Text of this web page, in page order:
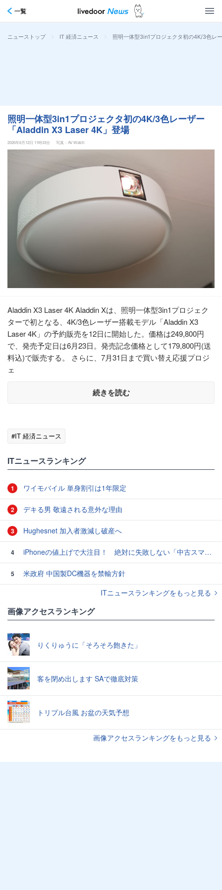
一覧
ニューストップ > IT 経済ニュース > 照明一体型3in1プロジェクタ初の4K/3色レ
照明一体型3in1プロジェクタ初の4K/3色レーザー
「Aladdin X3 Laser 4K」登場
2026年6月12日 11時33分 写真：AV Watch
Aladdin X3 Laser 4K Aladdin Xは、照明一体型3in1プロジェク
ターで初となる、4K/3色レーザー搭載モデル「Aladdin X3
Laser 4K」の予約販売を12日に開始した。価格は249,800円
で、発売予定日は6月23日。発売記念価格として179,800円(送
料込)で販売する。 さらに、7月31日まで買い替え応援プロジ
ェ
続きを読む
#IT 経済ニュース
ITニュースランキング
1 ワイモバイル 単身割引は1年限定
2 デキる男 敬遠される意外な理由
3 Hughesnet 加入者激減し破産へ
4 iPhoneの値上げで大注目！ 絶対に失敗しない「中古スマホ」の売り方＆買い方
5
米政府 中国製DC機器を禁輸方針
ITニュースランキングをもっと見る
画像アクセスランキング
りくりゅうに「そろそろ飽きた」
客を閉め出します SAで徹底対策
トリプル台風 お盆の天気予想
画像アクセスランキングをもっと見る